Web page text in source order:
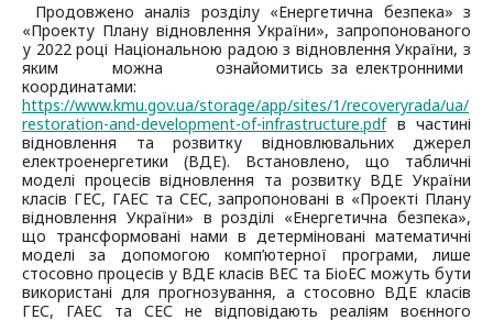
Продовжено аналіз розділу «Енергетична безпека» з
«Проекту Плану відновлення України», запропонованого
у 2022 році Національною радою з відновлення України, з
яким можна ознайомитись за електронними
координатами:
https://www.kmu.gov.ua/storage/app/sites/1/recoveryrada/ua/
restoration-and-development-of-infrastructure.pdfв частині
відновлення та розвитку відновлювальних джерел
електроенергетики (ВДЕ). Встановлено, що табличні
моделі процесів відновлення та розвитку ВДЕ України
класів ГЕС, ГАЕС та СЕС, запропоновані в «Проекті Плану
відновлення України» в розділі «Енергетична безпека»,
що трансформовані нами в детерміновані математичні
моделі за допомогою комп’ютерної програми, лише
стосовно процесів у ВДЕ класів ВЕС та БіоЕС можуть бути
використані для прогнозування, а стосовно ВДЕ класів
ГЕС, ГАЕС та СЕС не відповідають реаліям воєнного